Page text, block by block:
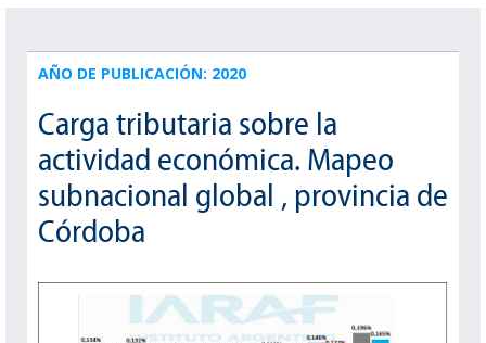
AÑO DE PUBLICACIÓN: 2020
Carga tributaria sobre la
actividad económica. Mapeo
subnacional global , provincia de
Córdoba